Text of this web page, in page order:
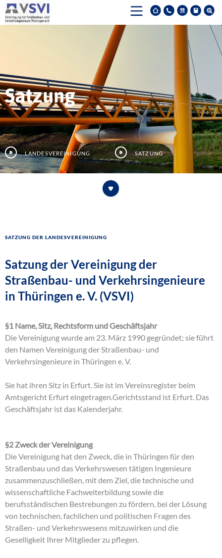
Satzung
Landesvereinigung Satzung
Satzung der Landesvereinigung
Satzung der Vereinigung der
Straßenbau- und Verkehrsingenieure
in Thüringen e. V. (VSVI)
§1 Name, Sitz, Rechtsform und Geschäftsjahr
Die Vereinigung wurde am 23. März 1990 gegründet; sie führt
den Namen Vereinigung der Straßenbau- und
Verkehrsingenieure in Thüringen e. V.
Sie hat ihren Sitz in Erfurt. Sie ist im Vereinsregister beim
Amtsgericht Erfurt eingetragen.Gerichtsstand ist Erfurt. Das
Geschäftsjahr ist das Kalenderjahr.
§2 Zweck der Vereinigung
Die Vereinigung hat den Zweck, die in Thüringen für den
Straßenbau und das Verkehrswesen tätigen Ingenieure
zusammenzuschließen, mit dem Ziel, die technische und
wissenschaftliche Fachweiterbildung sowie die
berufsständischen Bestrebungen zu fördern, bei der Lösung
von technischen, fachlichen und politischen Fragen des
Straßen- und Verkehrswesens mitzuwirken und die
Geselligkeit Ihrer Mitglieder zu pflegen.